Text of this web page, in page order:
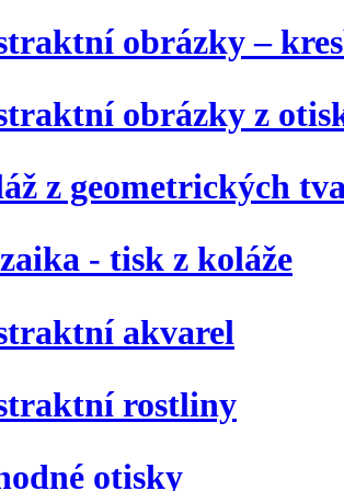
obrázky –
obrázky z
z geometrických
- tisk z koláže
akvarel
rostliny
otisky